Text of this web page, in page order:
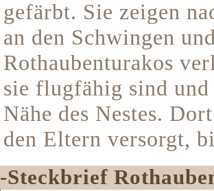
gefärbt. Sie zeigen
an den Schwingen
Rothaubenturakos
sie flugfähig sind
Nähe des Nestes.
den Eltern versorgt,
-Steckbrief